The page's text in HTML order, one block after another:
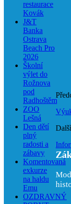
restaurace
Kovák
J&T
Banka
Ostrava
Beach Pro
2026
Školní
výlet do
Rožnova
pod
Radhoštěm
ZOO
Lešná
Den dětí
plný
radosti a
zábavy
Komentovaná
exkurze
na haldu
Emu
OZDRAVNÝ
Další